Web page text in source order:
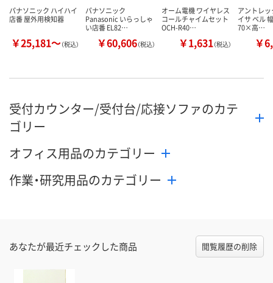
パナソニック ハイハイ
店番 屋外用検知器
￥25,181～（税込）
パナソニック
Panasonic いらっしゃ
い店番 EL82…
￥60,606（税込）
オーム電機 ワイヤレス
コールチャイムセット
OCH-R40…
￥1,631（税込）
アントレ
イサ ベル
70×高…
￥
受付カウンター/受付台/応接ソファのカテ
ゴリー
オフィス用品のカテゴリー
作業・研究用品のカテゴリー
あなたが最近チェックした商品 閲覧履歴の削除